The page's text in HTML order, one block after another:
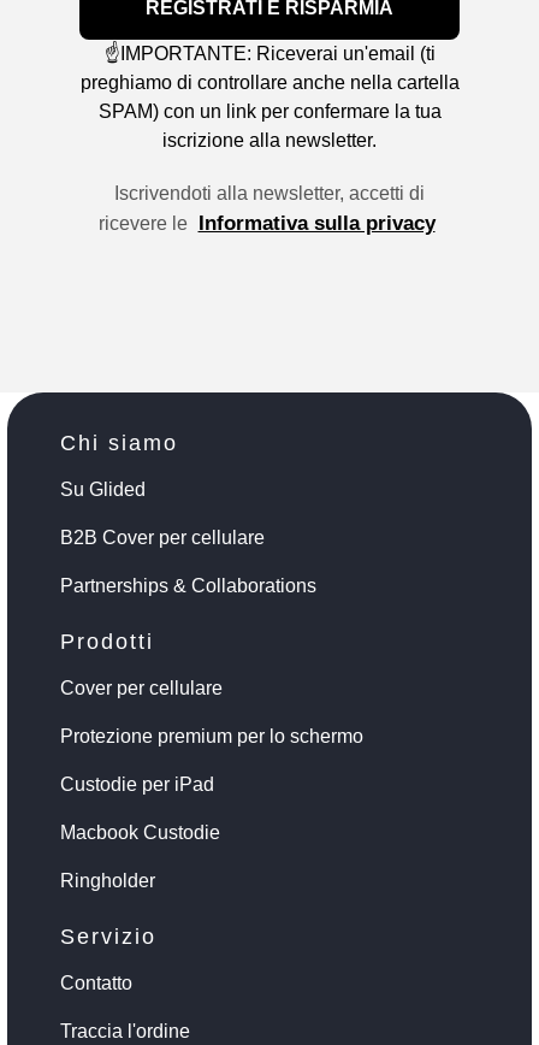
REGISTRATI E RISPARMIA
☝️IMPORTANTE: Riceverai un'email (ti
preghiamo di controllare anche nella cartella
SPAM) con un link per confermare la tua
iscrizione alla newsletter.
Iscrivendoti alla newsletter, accetti di
ricevere le Informativa sulla privacy
Chi siamo
Su Glided
B2B Cover per cellulare
Partnerships & Collaborations
Prodotti
Cover per cellulare
Protezione premium per lo schermo
Custodie per iPad
Macbook Custodie
Ringholder
Servizio
Contatto
Traccia l'ordine